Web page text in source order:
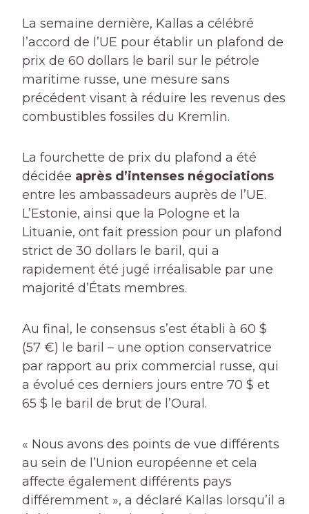
La semaine dernière, Kallas a célébré
l’accord de l’UE pour établir un plafond de
prix de 60 dollars le baril sur le pétrole
maritime russe, une mesure sans
précédent visant à réduire les revenus des
combustibles fossiles du Kremlin.
La fourchette de prix du plafond a été
décidée après d’intenses négociations
entre les ambassadeurs auprès de l’UE.
L’Estonie, ainsi que la Pologne et la
Lituanie, ont fait pression pour un plafond
strict de 30 dollars le baril, qui a
rapidement été jugé irréalisable par une
majorité d’États membres.
Au final, le consensus s’est établi à 60 $
(57 €) le baril – une option conservatrice
par rapport au prix commercial russe, qui
a évolué ces derniers jours entre 70 $ et
65 $ le baril de brut de l’Oural.
« Nous avons des points de vue différents
au sein de l’Union européenne et cela
affecte également différents pays
différemment », a déclaré Kallas lorsqu’il a